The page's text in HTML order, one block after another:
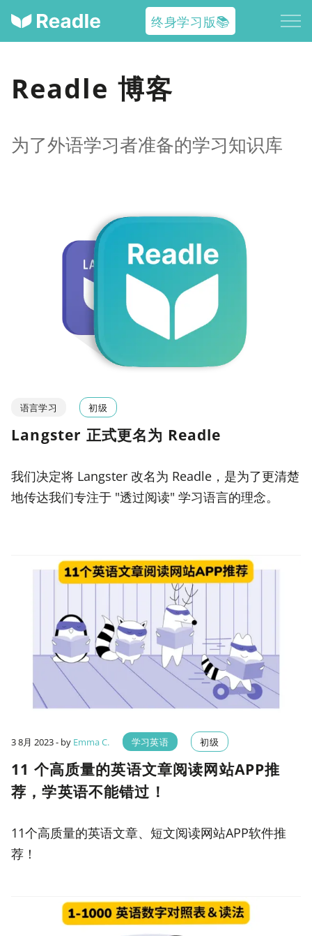
终身学习版📚
Readle 博客
为了外语学习者准备的学习知识库
语言学习 初级
Langster 正式更名为 Readle
我们决定将 Langster 改名为 Readle，是为了更清楚
地传达我们专注于 "透过阅读" 学习语言的理念。
3 8月 2023- by Emma C. 学习英语 初级
11 个高质量的英语文章阅读网站APP推
荐，学英语不能错过！
11个高质量的英语文章、短文阅读网站APP软件推
荐！